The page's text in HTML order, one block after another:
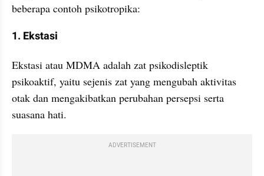
beberapa contoh psikotropika:
1. Ekstasi
Ekstasi atau MDMA adalah zat psikodisleptik
psikoaktif, yaitu sejenis zat yang mengubah aktivitas
otak dan mengakibatkan perubahan persepsi serta
suasana hati.
ADVERTISEMENT